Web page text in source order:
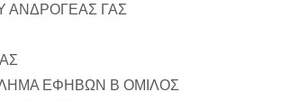
ΑΝΔΡΟΓΕΑΣ ΓΑΣ
ΕΦΗΒΩΝ Β ΟΜΙΛΟΣ